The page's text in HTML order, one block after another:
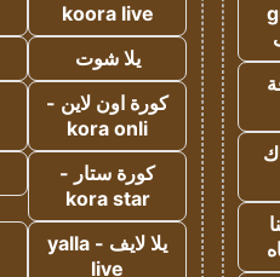
koora live
يلا شوت
كورة اون لاين -
kora onli
كورة ستار -
kora star
يلا لايف - yalla
live